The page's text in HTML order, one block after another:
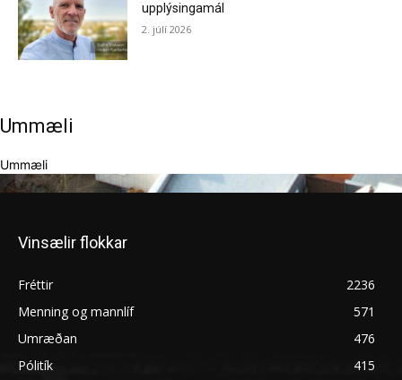
upplýsingamál
2. júlí 2026
Ummæli
Ummæli
Vinsælir flokkar
Fréttir
2236
Menning og mannlíf
571
Umræðan
476
Pólitík
415